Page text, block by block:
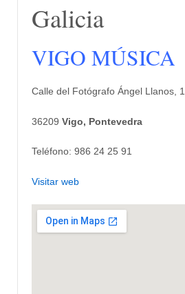
Galicia
VIGO MÚSICA
Calle del Fotógrafo Ángel Llanos, 1
36209 Vigo, Pontevedra
Teléfono: 986 24 25 91
Visitar web